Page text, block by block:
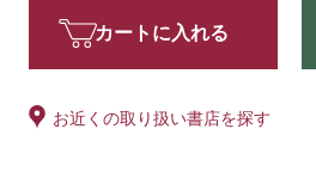
カートに入れる
お近くの取り扱い書店を探す